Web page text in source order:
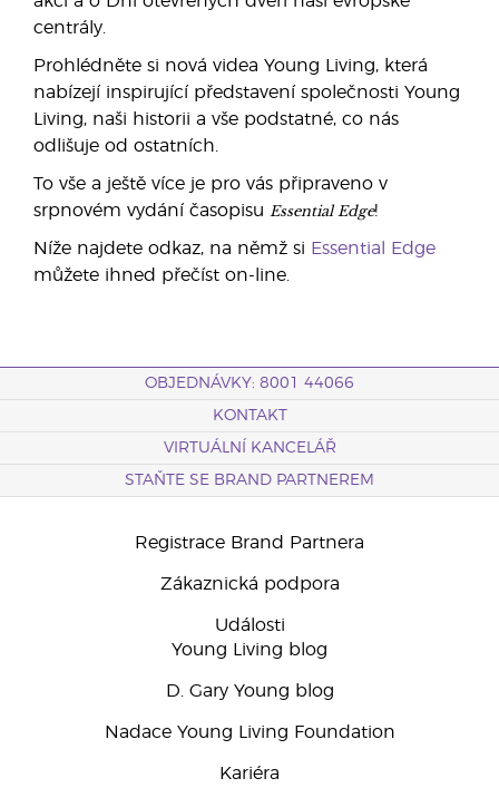
centrály.
Prohlédněte si nová videa Young Living, která
nabízejí inspirující představení společnosti Young
Living, naši historii a vše podstatné, co nás
odlišuje od ostatních.
To vše a ještě více je pro vás připraveno v
srpnovém vydání časopisu Essential Edge!
Níže najdete odkaz, na němž si Essential Edge
můžete ihned přečíst on-line.
OBJEDNÁVKY: 8001 44066
KONTAKT
VIRTUÁLNÍ KANCELÁŘ
STAŇTE SE BRAND PARTNEREM
Registrace Brand Partnera
Zákaznická podpora
Události
Young Living blog
D. Gary Young blog
Nadace Young Living Foundation
Kariéra